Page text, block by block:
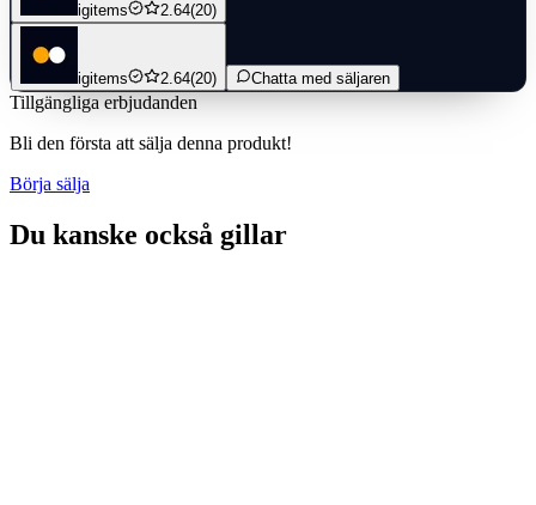
igitems 2.64(20)
igitems 2.64(20) Chatta med säljaren
Tillgängliga erbjudanden
Bli den första att sälja denna produkt!
Börja sälja
Du kanske också gillar